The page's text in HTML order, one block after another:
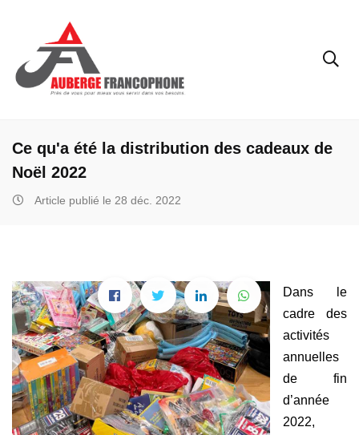
Ce qu'a été la distribution des cadeaux de
Noël 2022
Article publié le 28 déc. 2022
Dans le
cadre des
activités
annuelles
de fin
d’année
2022,